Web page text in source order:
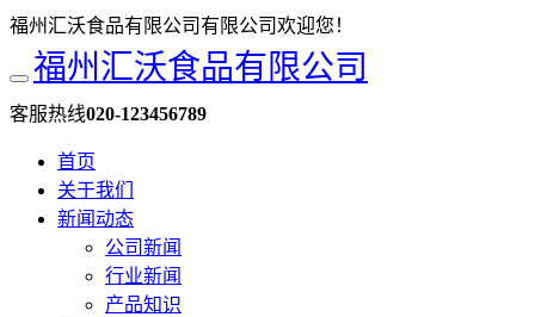
福州汇沃食品有限公司有限公司欢迎您！
福州汇沃食品有限公司
客服热线020-123456789
首页
关于我们
新闻动态
公司新闻
行业新闻
产品知识